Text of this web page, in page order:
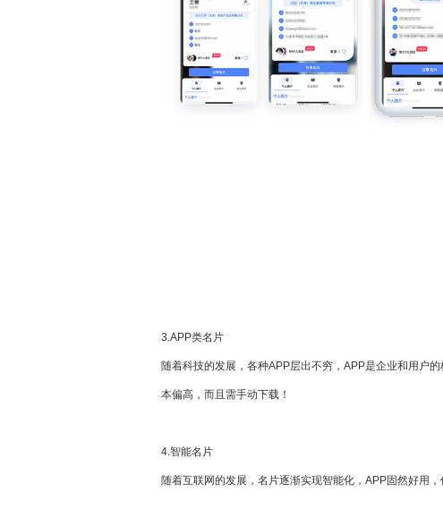
3.APP类名片
随着科技的发展，各种APP层出不穷，APP是企业和用户
本偏高，而且需手动下载！
4.智能名片
随着互联网的发展，名片逐渐实现智能化，APP固然好用